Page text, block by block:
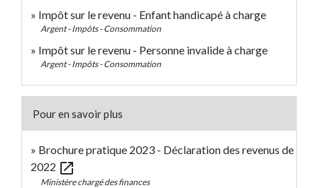
Impôt sur le revenu - Enfant handicapé à charge
Argent - Impôts - Consommation
Impôt sur le revenu - Personne invalide à charge
Argent - Impôts - Consommation
Pour en savoir plus
Brochure pratique 2023 - Déclaration des revenus de
2022 open_in_new
Ministère chargé des finances